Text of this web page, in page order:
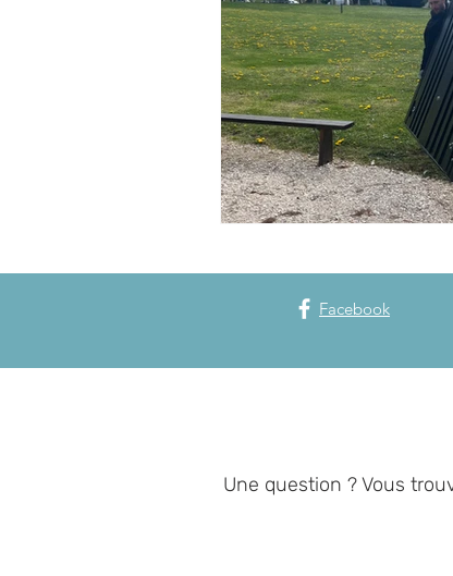
Parc en Fêtes Spa Les
Facebook
Une question ? Vous